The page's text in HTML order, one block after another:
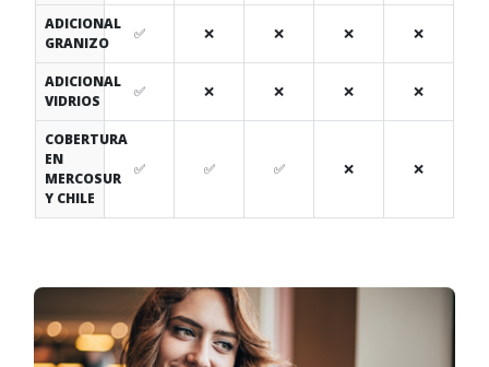
ADICIONAL
GRANIZO
✅ ❌ ❌ ❌ ❌
ADICIONAL
VIDRIOS
✅ ❌ ❌ ❌ ❌
COBERTURA
EN
MERCOSUR
Y CHILE
✅ ✅ ✅ ❌ ❌